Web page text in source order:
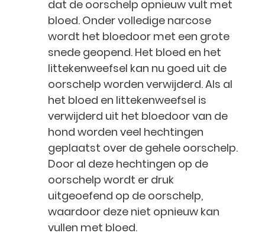
dat de oorschelp opnieuw vult met
bloed. Onder volledige narcose
wordt het bloedoor met een grote
snede geopend. Het bloed en het
littekenweefsel kan nu goed uit de
oorschelp worden verwijderd. Als al
het bloed en littekenweefsel is
verwijderd uit het bloedoor van de
hond worden veel hechtingen
geplaatst over de gehele oorschelp.
Door al deze hechtingen op de
oorschelp wordt er druk
uitgeoefend op de oorschelp,
waardoor deze niet opnieuw kan
vullen met bloed.